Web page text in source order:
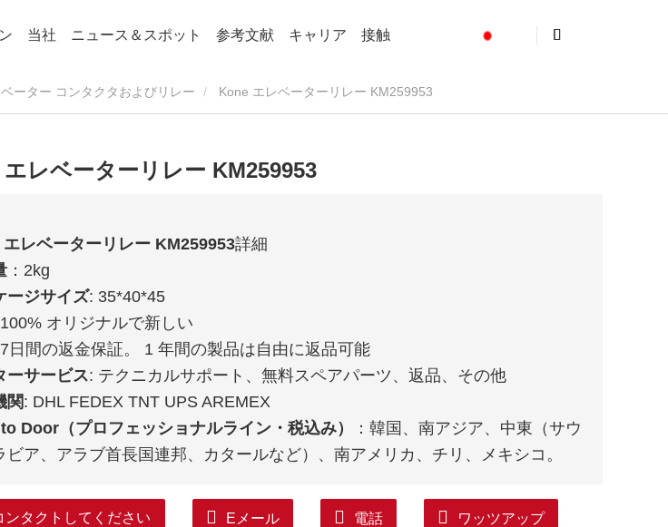
当社 ニュース＆スポット 参考文献 キャリア 接触
ーター コンタクタおよびリレー Kone エレベーターリレー KM259953
レベーターリレー KM259953
レベーターリレー KM259953詳細
：2kg
ージサイズ: 35*40*45
オリジナルで新しい
日間の返金保証。 1 年間の製品は自由に返品可能
ーサービス: テクニカルサポート、無料スペアパーツ、返品、その他
関: DHL FEDEX TNT UPS AREMEX
Door（プロフェッショナルライン・税込み）
：韓国、南アジア、中東（サウ
ビア、アラブ首長国連邦、カタールなど）、南アメリカ、チリ、メキシコ。
ンタクトしてください Eメール 電話 ワッツアップ